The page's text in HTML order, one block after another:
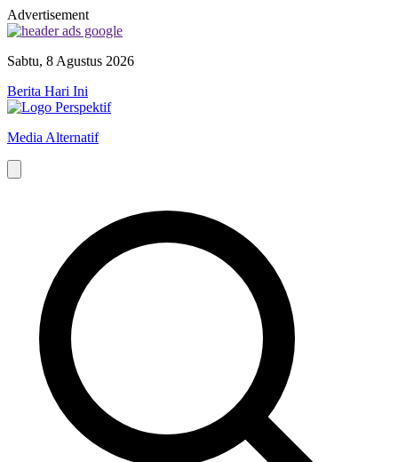
Advertisement
Sabtu, 8 Agustus 2026
Berita Hari Ini
Media Alternatif